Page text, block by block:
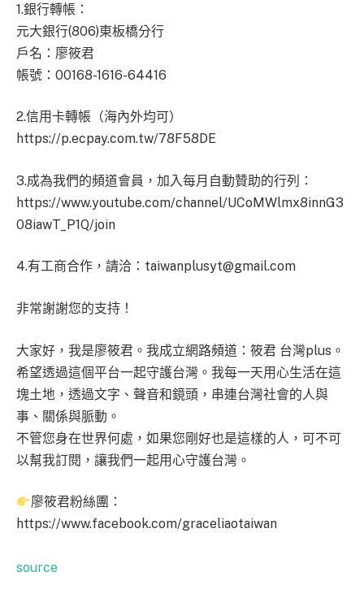
1.銀行轉帳：
元大銀行(806)東板橋分行
戶名：廖筱君
帳號：00168-1616-64416
2.信用卡轉帳（海內外均可）
https://p.ecpay.com.tw/78F58DE
3.成為我們的頻道會員，加入每月自動贊助的行列：
https://www.youtube.com/channel/UCoMWlmx8innG3
08iawT_P1Q/join
4.有工商合作，請洽： taiwanplusyt@gmail.com
非常謝謝您的支持！
大家好，我是廖筱君。我成立網路頻道：筱君 台灣plus。
希望透過這個平台一起守護台灣。我每一天用心生活在這
塊土地，透過文字、聲音和鏡頭，串連台灣社會的人與
事、關係與脈動。
不管您身在世界何處，如果您剛好也是這樣的人，可不可
以幫我訂閱，讓我們一起用心守護台灣。
廖筱君粉絲團：
https://www.facebook.com/graceliaotaiwan
source